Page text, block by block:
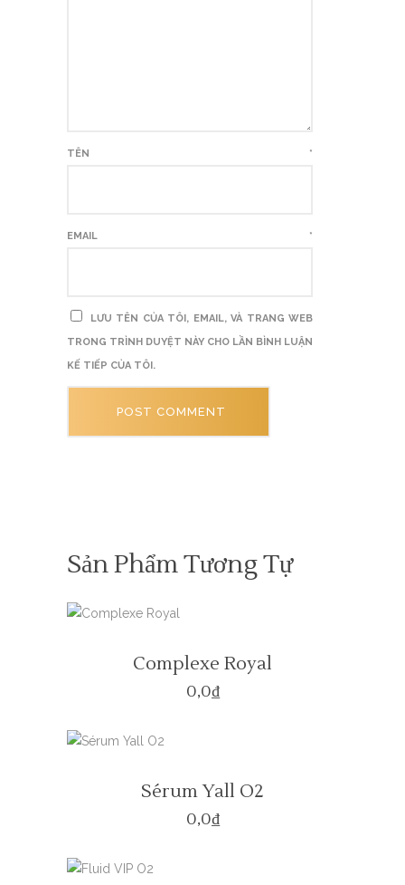
TÊN *
EMAIL *
LƯU TÊN CỦA TÔI, EMAIL, VÀ TRANG WEB
TRONG TRÌNH DUYỆT NÀY CHO LẦN BÌNH LUẬN
KẾ TIẾP CỦA TÔI.
Sản Phẩm Tương Tự
Complexe Royal
0,0₫
Sérum Yall O2
0,0₫